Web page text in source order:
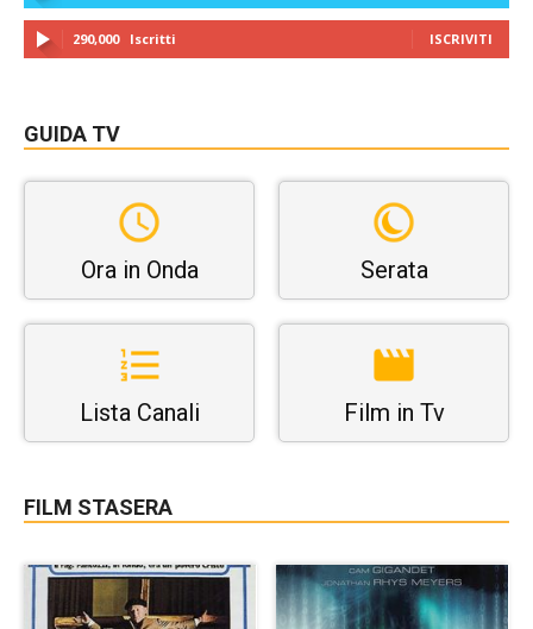
290,000 Iscritti ISCRIVITI
GUIDA TV
Ora in Onda Serata
Lista Canali Film in Tv
FILM STASERA